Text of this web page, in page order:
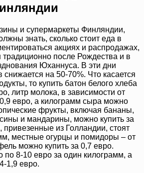
и супермаркеты Финляндии,
знать, сколько стоит еда в
акциях и распродажах,
традиционно после Рождества и в
Юханнуса. В эти дни
снижается на 50-70%. Что касается
то купить батон белого хлеба
литр молока, в зависимости от
евро, а килограмм сыра можно
фрукты, включая бананы,
и мандарины, можно купить за
привезенные из Голландии, стоят
местные огурцы и помидоры – от
можно купить за 0,7 евро.
по 8-10 евро за один килограмм, а
1,9 евро.